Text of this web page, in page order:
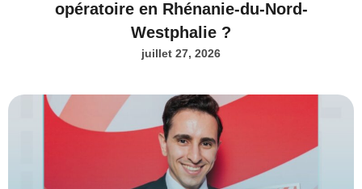
opératoire en Rhénanie-du-Nord-
Westphalie ?
juillet 27, 2026